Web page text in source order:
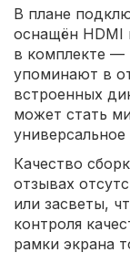
В плане
оснащён HDMI
в комплекте —
упоминают в
встроенных
может стать
Качество
отзывах
или засветы,
контроля
рамки экрана